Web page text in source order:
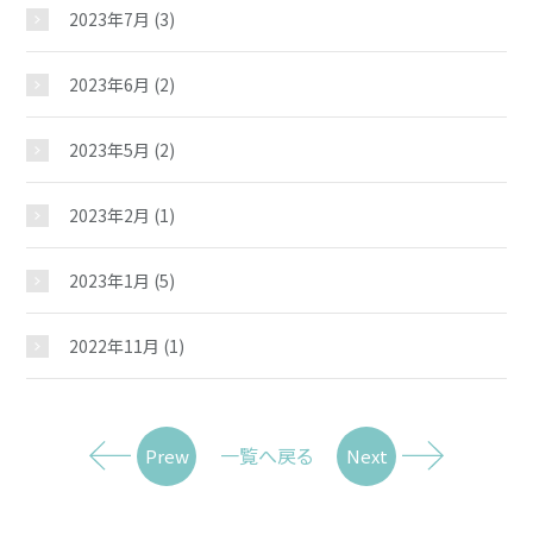
2023年7月 (3)
2023年6月 (2)
2023年5月 (2)
2023年2月 (1)
2023年1月 (5)
2022年11月 (1)
Prew 一覧へ戻る Next